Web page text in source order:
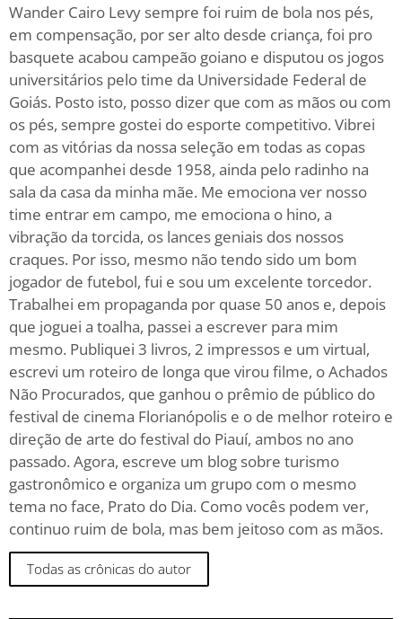
Wander Cairo Levy sempre foi ruim de bola nos pés,
em compensação, por ser alto desde criança, foi pro
basquete acabou campeão goiano e disputou os jogos
universitários pelo time da Universidade Federal de
Goiás. Posto isto, posso dizer que com as mãos ou com
os pés, sempre gostei do esporte competitivo. Vibrei
com as vitórias da nossa seleção em todas as copas
que acompanhei desde 1958, ainda pelo radinho na
sala da casa da minha mãe. Me emociona ver nosso
time entrar em campo, me emociona o hino, a
vibração da torcida, os lances geniais dos nossos
craques. Por isso, mesmo não tendo sido um bom
jogador de futebol, fui e sou um excelente torcedor.
Trabalhei em propaganda por quase 50 anos e, depois
que joguei a toalha, passei a escrever para mim
mesmo. Publiquei 3 livros, 2 impressos e um virtual,
escrevi um roteiro de longa que virou filme, o Achados
Não Procurados, que ganhou o prêmio de público do
festival de cinema Florianópolis e o de melhor roteiro e
direção de arte do festival do Piauí, ambos no ano
passado. Agora, escreve um blog sobre turismo
gastronômico e organiza um grupo com o mesmo
tema no face, Prato do Dia. Como vocês podem ver,
continuo ruim de bola, mas bem jeitoso com as mãos.
Todas as crônicas do autor